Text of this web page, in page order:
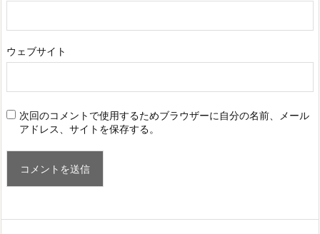
ウェブサイト
次回のコメントで使用するためブラウザーに自分の名前、メール
アドレス、サイトを保存する。